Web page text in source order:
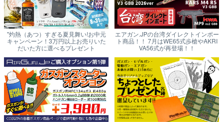
"灼熱（あつ）すぎる夏見舞い!お中元
キャンペーン！3万円以上お売りいた
だいた方に選べるプレゼント
エアガン.JPの台湾ダイレクトインポー
ト商品！！ 7月はWE65式歩槍やAKRI
VA56式が再登場！！